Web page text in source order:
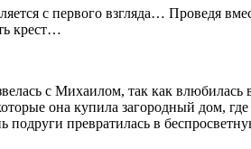
с первого взгляда… Проведя
крест…
с Михаилом, так как
она купила загородный дом,
превратилась в